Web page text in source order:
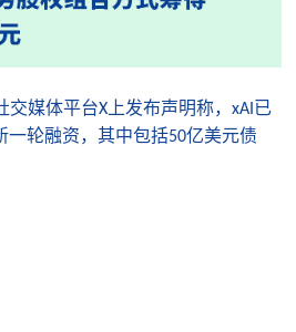
交媒体平台X 上发布声明称， xAI 已
一轮融资，其中包括50亿美元债